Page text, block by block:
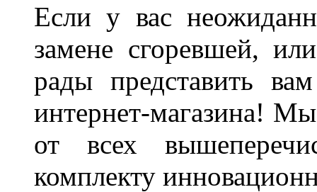
Если у вас
замене сгоревшей,
рады представить
интернет-магазина!
от всех
комплекту